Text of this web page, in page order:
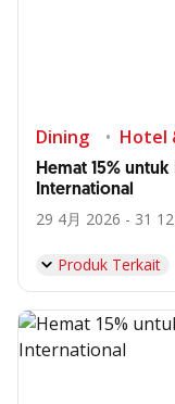
Dining Hotel
Hemat 15%
International
29 4月 2026 - 31
Produk Terkait